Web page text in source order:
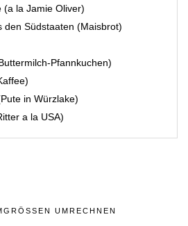
(a la Jamie Oliver)
den Südstaaten (Maisbrot)
Pfannkuchen)
in Würzlake)
a la USA)
UMRECHNEN